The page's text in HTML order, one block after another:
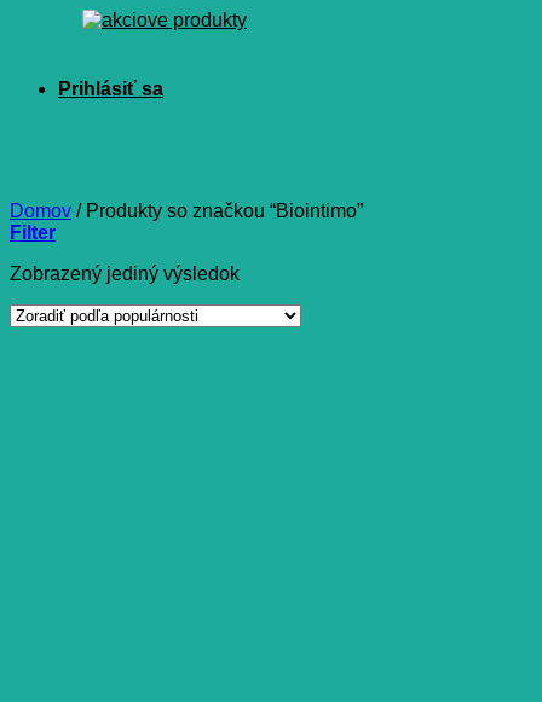
Domov /Produkty so značkou “Biointimo”
Filter
Zobrazený jediný výsledok